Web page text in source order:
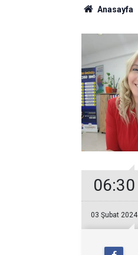
Anasayfa
06:30
03 Şubat 2024